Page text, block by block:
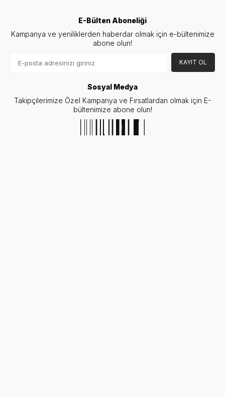
E-Bülten Aboneliği
Kampanya ve yeniliklerden haberdar olmak için e-bültenimize
abone olun!
KAYIT OL
Sosyal Medya
Takipçilerimize Özel Kampanya ve Fırsatlardan olmak için E-
bültenimize abone olun!